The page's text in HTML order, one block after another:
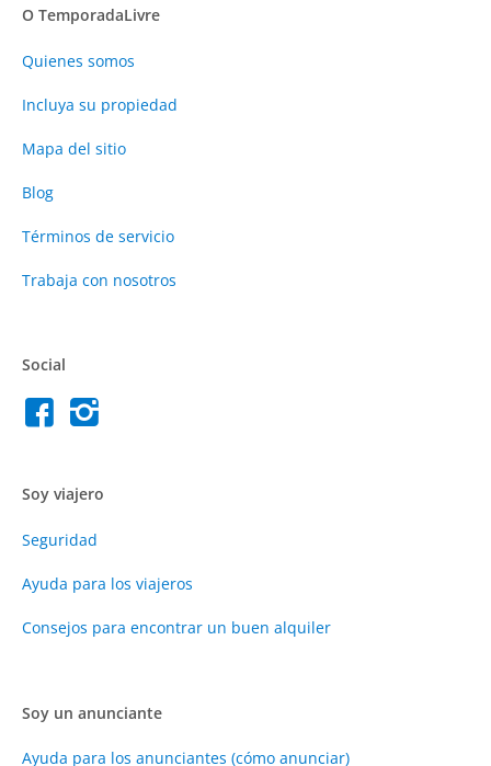
O TemporadaLivre
Quienes somos
Incluya su propiedad
Mapa del sitio
Blog
Términos de servicio
Trabaja con nosotros
Social
Soy viajero
Seguridad
Ayuda para los viajeros
Consejos para encontrar un buen alquiler
Soy un anunciante
Ayuda para los anunciantes (cómo anunciar)